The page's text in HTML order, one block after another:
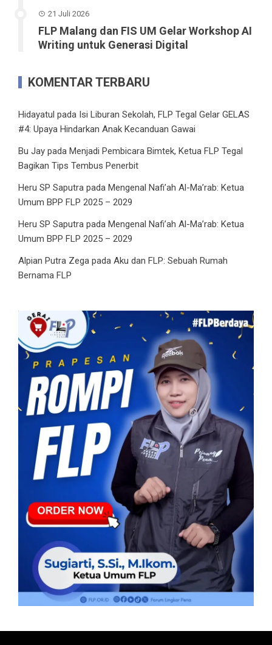
21 Juli 2026
FLP Malang dan FIS UM Gelar Workshop AI
Writing untuk Generasi Digital
KOMENTAR TERBARU
Hidayatul pada Isi Liburan Sekolah, FLP Tegal Gelar GELAS
#4: Upaya Hindarkan Anak Kecanduan Gawai
Bu Jay pada Menjadi Pembicara Bimtek, Ketua FLP Tegal
Bagikan Tips Tembus Penerbit
Heru SP Saputra pada Mengenal Nafi’ah Al-Ma’rab: Ketua
Umum BPP FLP 2025 – 2029
Heru SP Saputra pada Mengenal Nafi’ah Al-Ma’rab: Ketua
Umum BPP FLP 2025 – 2029
Alpian Putra Zega pada Aku dan FLP: Sebuah Rumah
Bernama FLP